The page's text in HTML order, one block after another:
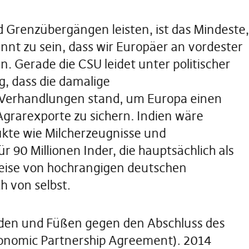
leisten, ist das Mindeste,
zu sein, dass wir Europäer an vordester
Gerade die CSU leidet unter politischer
dass die damalige
stand, um Europa einen
zu sichern. Indien wäre
wie Milcherzeugnisse und
90 Millionen Inder, die hauptsächlich als
von hochrangigen deutschen
von selbst.
und Füßen gegen den Abschluss des
Partnership Agreement). 2014